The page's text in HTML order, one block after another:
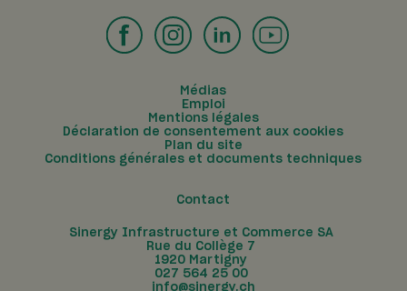
Contact
Sinergy Infrastructure et Commerce SA
Rue du Collège 7
1920 Martigny
027 564 25 00
info@sinergy.ch
Médias
Emploi
Mentions légales
Déclaration de consentement aux cookies
Plan du site
Conditions générales et documents techniques